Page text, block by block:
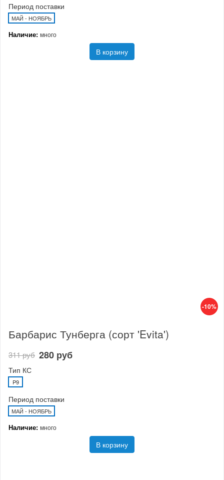
Период поставки
МАЙ - НОЯБРЬ
Наличие: много
В корзину
-10%
Барбарис Тунберга (сорт 'Evita')
311 руб 280 руб
Тип КС
P9
Период поставки
МАЙ - НОЯБРЬ
Наличие: много
В корзину